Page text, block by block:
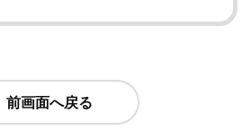
前画面へ戻る